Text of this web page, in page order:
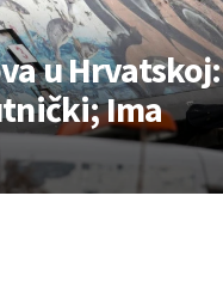
u Hrvatskoj:
Ima